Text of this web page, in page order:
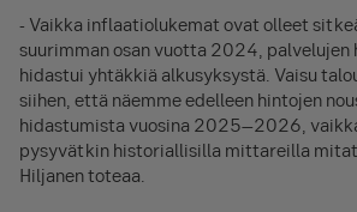
- Vaikka inflaatiolukemat ovat olleet
suurimman osan vuotta 2024,
hidastui yhtäkkiä alkusyksystä. Vaisu
siihen, että näemme edelleen hintojen
hidastumista vuosina 2025–2026,
pysyvätkin historiallisilla mittareilla
Hiljanen toteaa.